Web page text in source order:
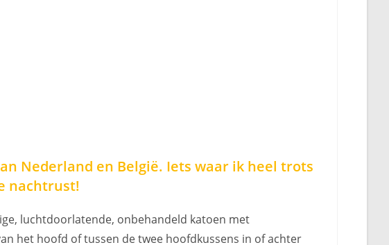
Nederland en België. Iets waar ik heel trots
nachtrust!
luchtdoorlatende, onbehandeld katoen met
het hoofd of tussen de twee hoofdkussens in of achter